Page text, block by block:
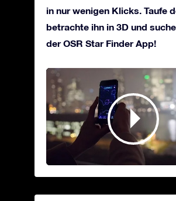
in nur wenigen Klicks. Taufe
betrachte ihn in 3D und
der OSR Star Finder App!